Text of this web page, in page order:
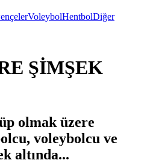
VoleybolHentbolDiğer
ŞİMŞEK
olmak üzere
voleybolcu ve
altında...